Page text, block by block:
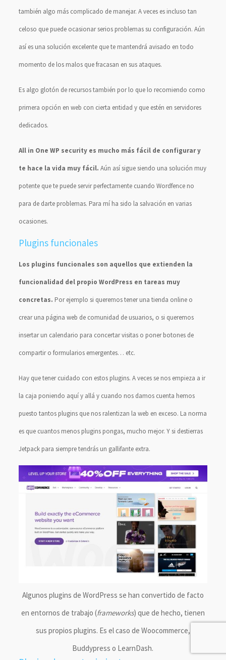
también algo más complicado de manejar. A veces es incluso tan
celoso que puede ocasionar serios problemas su configuración. Aún
así es una solución excelente que te mantendrá avisado en todo
momento de los malos que fracasan en sus ataques.
Es algo glotón de recursos también por lo que lo recomiendo como
primera opción en web con cierta entidad y que estén en servidores
dedicados.
All in One WP security es mucho más fácil de configurar y
te hace la vida muy fácil. Aún así sigue siendo una solución muy
potente que te puede servir perfectamente cuando Wordfence no
para de darte problemas. Para mí ha sido la salvación en varias
ocasiones.
Plugins funcionales
Los plugins funcionales son aquellos que extienden la
funcionalidad del propio WordPress en tareas muy
concretas. Por ejemplo si queremos tener una tienda online o
crear una página web de comunidad de usuarios, o si queremos
insertar un calendario para concertar visitas o poner botones de
compartir o formularios emergentes… etc.
Hay que tener cuidado con estos plugins. A veces se nos empieza a ir
la caja poniendo aquí y allá y cuando nos damos cuenta hemos
puesto tantos plugins que nos ralentizan la web en exceso. La norma
es que cuantos menos plugins pongas, mucho mejor. Y si destierras
Jetpack para siempre tendrás un gallifante extra.
Algunos plugins de WordPress se han convertido de facto
en entornos de trabajo (frameworks) que de hecho, tienen
sus propios plugins. Es el caso de Woocommerce,
Buddypress o LearnDash.